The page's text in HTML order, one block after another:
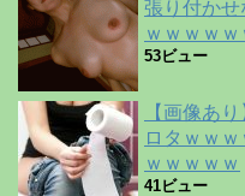
張り付かせ
ｗｗｗｗ
53ビュー
【画像あ
ロタｗｗ
ｗｗｗｗｗ
41ビュー